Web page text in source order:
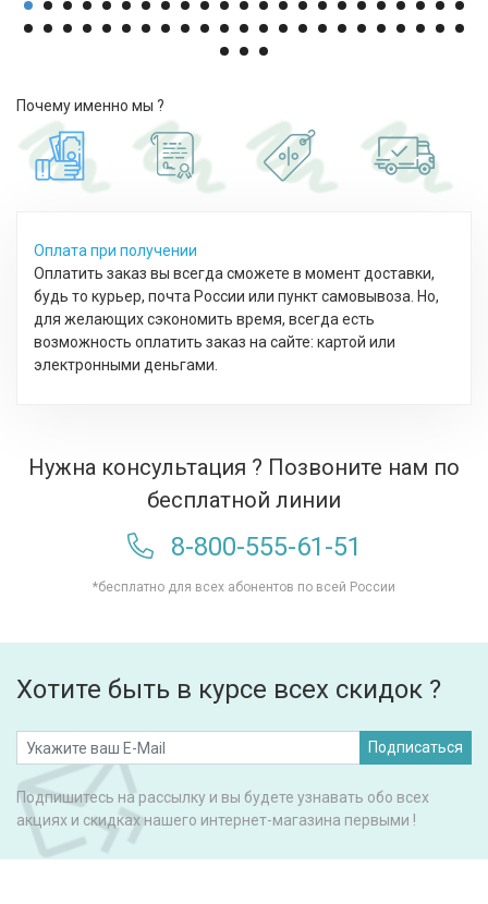
Почему именно мы ?
Оплата при получении
Оплатить заказ вы всегда сможете в момент доставки,
будь то курьер, почта России или пункт самовывоза. Но,
для желающих сэкономить время, всегда есть
возможность оплатить заказ на сайте: картой или
электронными деньгами.
Нужна консультация ? Позвоните нам по
бесплатной линии
8-800-555-61-51
*бесплатно для всех абонентов по всей России
Хотите быть в курсе всех скидок ?
Подписаться
Подпишитесь на рассылку и вы будете узнавать обо всех
акциях и скидках нашего интернет-магазина первыми !